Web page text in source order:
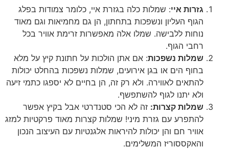
גזרות איי: שמלות כלה בגזרת איי, כלומר צמודות בפלג
הגוף העליון ונשפכות בתחתון, הן גם מחמיאות וגם מאוד
נוחות ללבישה. שמלו אלה מאפשרות זרימת אוויר בכל
רחבי הגוף.
שמלות נשפכות: אם אתן הולכות על חתונת קיץ על מלא
בחוף הים או בגן אירועים, שמלות נשפכות בהחלט יכולות
להתאים לאווירה. ולא רק זה, הן בחיים לא יספגו כתמי זיעה
ולא יתנו לגוף להשתפשף.
שמלות קצרות: זה לא הכי סטנדרטי אבל בקיץ אפשר
להתפרע עם גזרת מיני! שמלות קצרות מאוד פרקטיות למזג
אוויר חם והן יכולות להיראות אלגנטיות עם העיצוב הנכון
והאקססוריז המשלימים.